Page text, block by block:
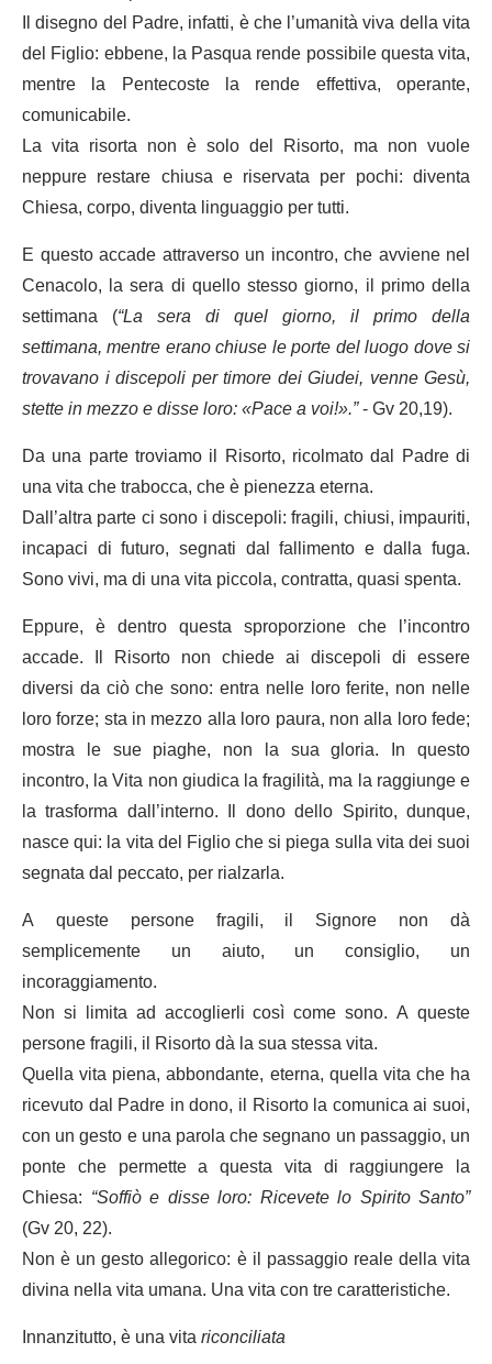
Il disegno del Padre, infatti, è che l’umanità viva della vita
del Figlio: ebbene, la Pasqua rende possibile questa vita,
mentre la Pentecoste la rende effettiva, operante,
comunicabile.
La vita risorta non è solo del Risorto, ma non vuole
neppure restare chiusa e riservata per pochi: diventa
Chiesa, corpo, diventa linguaggio per tutti.
E questo accade attraverso un incontro, che avviene nel
Cenacolo, la sera di quello stesso giorno, il primo della
settimana (“La sera di quel giorno, il primo della
settimana, mentre erano chiuse le porte del luogo dove si
trovavano i discepoli per timore dei Giudei, venne Gesù,
stette in mezzo e disse loro: «Pace a voi!».”- Gv 20,19).
Da una parte troviamo il Risorto, ricolmato dal Padre di
una vita che trabocca, che è pienezza eterna.
Dall’altra parte ci sono i discepoli: fragili, chiusi, impauriti,
incapaci di futuro, segnati dal fallimento e dalla fuga.
Sono vivi, ma di una vita piccola, contratta, quasi spenta.
Eppure, è dentro questa sproporzione che l’incontro
accade. Il Risorto non chiede ai discepoli di essere
diversi da ciò che sono: entra nelle loro ferite, non nelle
loro forze; sta in mezzo alla loro paura, non alla loro fede;
mostra le sue piaghe, non la sua gloria. In questo
incontro, la Vita non giudica la fragilità, ma la raggiunge e
la trasforma dall’interno. Il dono dello Spirito, dunque,
nasce qui: la vita del Figlio che si piega sulla vita dei suoi
segnata dal peccato, per rialzarla.
A queste persone fragili, il Signore non dà
semplicemente un aiuto, un consiglio, un
incoraggiamento.
Non si limita ad accoglierli così come sono. A queste
persone fragili, il Risorto dà la sua stessa vita.
Quella vita piena, abbondante, eterna, quella vita che ha
ricevuto dal Padre in dono, il Risorto la comunica ai suoi,
con un gesto e una parola che segnano un passaggio, un
ponte che permette a questa vita di raggiungere la
Chiesa: “Soffiò e disse loro: Ricevete lo Spirito Santo”
(Gv 20, 22).
Non è un gesto allegorico: è il passaggio reale della vita
divina nella vita umana. Una vita con tre caratteristiche.
Innanzitutto, è una vitariconciliata